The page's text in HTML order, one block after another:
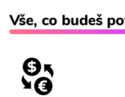
Vše, co budeš